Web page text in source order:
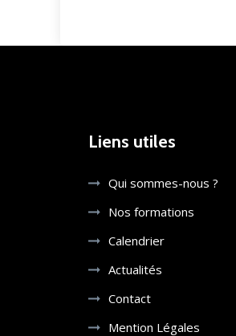
Liens utiles
Qui sommes-nous ?
Nos formations
Calendrier
Actualités
Contact
Mention Légales